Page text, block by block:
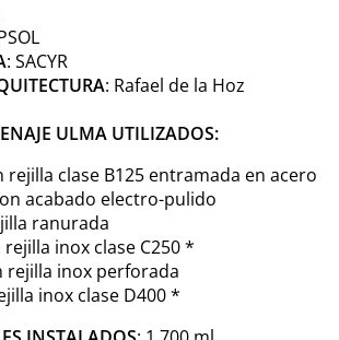
: SACYR
: Rafael de la Hoz
ULMA UTILIZADOS:
rejilla clase B125 entramada en acero
acabado electro-pulido
ranurada
rejilla inox clase C250 *
rejilla inox perforada
inox clase D400 *